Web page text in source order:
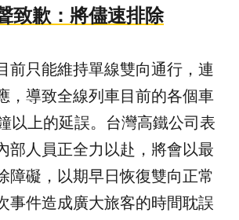
致歉：將儘速排除
前只能維持單線雙向通行，連
，導致全線列車目前的各個車
以上的延誤。台灣高鐵公司表
部人員正全力以赴，將會以最
障礙，以期早日恢復雙向正常
事件造成廣大旅客的時間耽誤